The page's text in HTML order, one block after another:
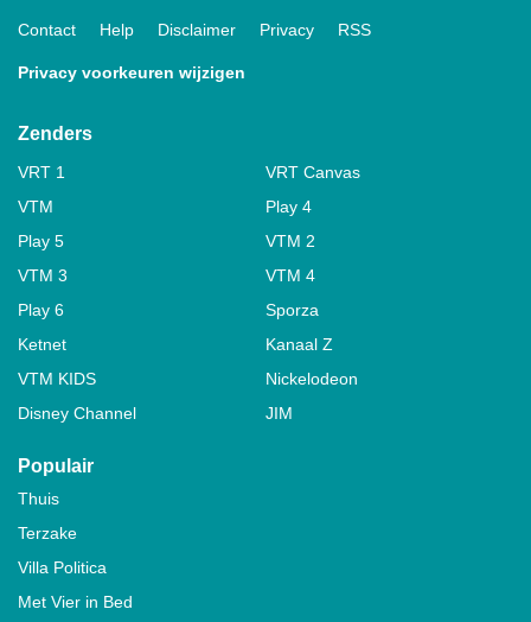
Contact Help Disclaimer Privacy RSS
Privacy voorkeuren wijzigen
Zenders
VRT 1
VRT Canvas
VTM
Play 4
Play 5
VTM 2
VTM 3
VTM 4
Play 6
Sporza
Ketnet
Kanaal Z
VTM KIDS
Nickelodeon
Disney Channel
JIM
Populair
Thuis
Terzake
Villa Politica
Met Vier in Bed